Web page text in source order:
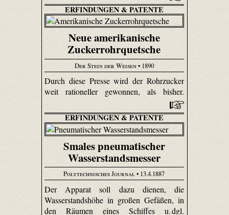
ERFINDUNGEN & PATENTE
Neue amerikanische
Zuckerrohrquetsche
Der Stein der Weisen• 1890
Durch diese Presse wird der Rohrzucker
weit rationeller gewonnen, als bisher.
ERFINDUNGEN & PATENTE
Smales pneumatischer
Wasserstandsmesser
Polytechnisches Journal• 13.4.1887
Der Apparat soll dazu dienen, die
Wasserstandshöhe in großen Gefäßen, in
den Räumen eines Schiffes u. dgl.